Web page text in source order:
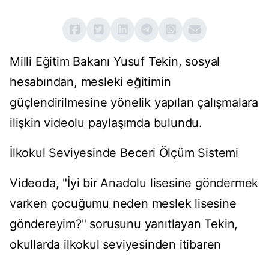
Milli Eğitim Bakanı Yusuf Tekin, sosyal
hesabından, mesleki eğitimin
güçlendirilmesine yönelik yapılan çalışmalara
ilişkin videolu paylaşımda bulundu.
İlkokul Seviyesinde Beceri Ölçüm Sistemi
Videoda, "İyi bir Anadolu lisesine göndermek
varken çocuğumu neden meslek lisesine
göndereyim?" sorusunu yanıtlayan Tekin,
okullarda ilkokul seviyesinden itibaren